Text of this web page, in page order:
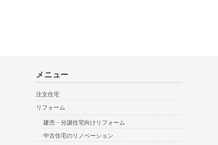
メニュー
注文住宅
リフォーム
建売・分譲住宅向けリフォーム
中古住宅のリノベーション